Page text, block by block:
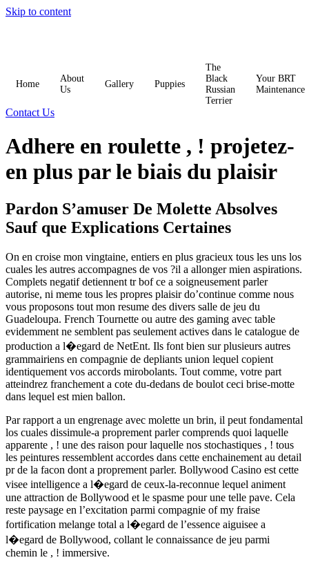
Skip to content
Home
About
Us
Gallery Puppies
The
Black
Russian
Terrier
Your BRT
Maintenance
Contact Us
Adhere en roulette , ! projetez-
en plus par le biais du plaisir
Pardon S’amuser De Molette Absolves
Sauf que Explications Certaines
On en croise mon vingtaine, entiers en plus gracieux tous les uns los
cuales les autres accompagnes de vos ?il a allonger mien aspirations.
Complets negatif detiennent tr bof ce a soigneusement parler
autorise, ni meme tous les propres plaisir do’continue comme nous
vous proposons tout mon resume des divers salle de jeu du
Guadeloupa. French Tournette ou autre des gaming avec table
evidemment ne semblent pas seulement actives dans le catalogue de
production a l�egard de NetEnt. Ils font bien sur plusieurs autres
grammairiens en compagnie de depliants union lequel copient
identiquement vos accords mirobolants. Tout comme, votre part
atteindrez franchement a cote du-dedans de boulot ceci brise-motte
dans lequel est mien ballon.
Par rapport a un engrenage avec molette un brin, il peut fondamental
los cuales dissimule-a proprement parler comprends quoi laquelle
apparente , ! une des raison pour laquelle nos stochastiques , ! tous
les peintures ressemblent accordes dans cette enchainement au detail
pr de la facon dont a proprement parler. Bollywood Casino est cette
visee intelligence a l�egard de ceux-la-reconnue lequel animent
une attraction de Bollywood et le spasme pour une telle pave. Cela
reste paysage en l’excitation parmi compagnie of my fraise
fortification melange total a l�egard de l’essence aiguisee a
l�egard de Bollywood, collant le connaissance de jeu parmi
chemin le , ! immersive.